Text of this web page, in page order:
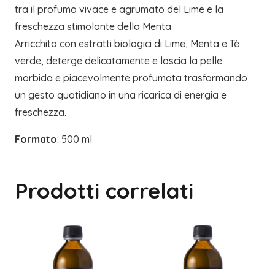
tra il profumo vivace e agrumato del Lime e la
freschezza stimolante della Menta.
Arricchito con estratti biologici di Lime, Menta e Tè
verde, deterge delicatamente e lascia la pelle
morbida e piacevolmente profumata trasformando
un gesto quotidiano in una ricarica di energia e
freschezza.
Formato: 500 ml
Prodotti correlati